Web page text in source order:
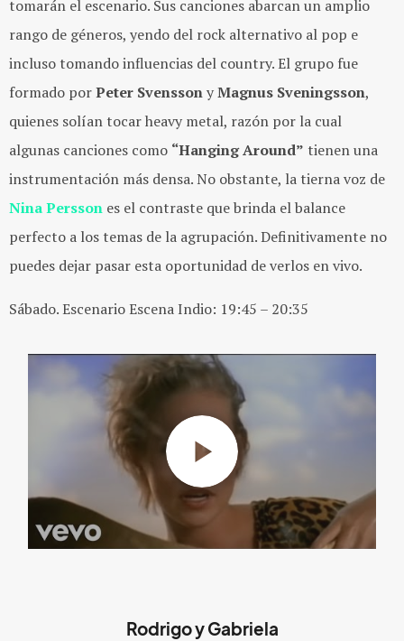
tomarán el escenario. Sus canciones abarcan un amplio
rango de géneros, yendo del rock alternativo al pop e
incluso tomando influencias del country. El grupo fue
formado porPeter SvenssonyMagnus Sveningsson,
quienes solían tocar heavy metal, razón por la cual
algunas canciones como “Hanging Around” tienen una
instrumentación más densa. No obstante, la tierna voz de
Nina Persson es el contraste que brinda el balance
perfecto a los temas de la agrupación. Definitivamente no
puedes dejar pasar esta oportunidad de verlos en vivo.
Sábado. Escenario Escena Indio: 19:45 – 20:35
Rodrigo y Gabriela